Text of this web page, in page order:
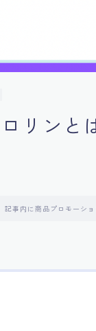
リンと
記事内に商品プロモーシ